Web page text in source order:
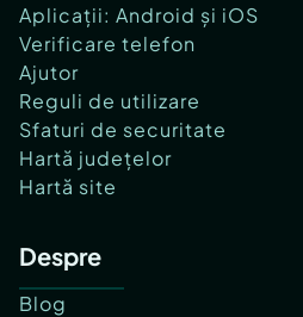
Aplicații: Android și iOS
Verificare telefon
Ajutor
Reguli de utilizare
Sfaturi de securitate
Hartă județelor
Hartă site
Despre
Blog